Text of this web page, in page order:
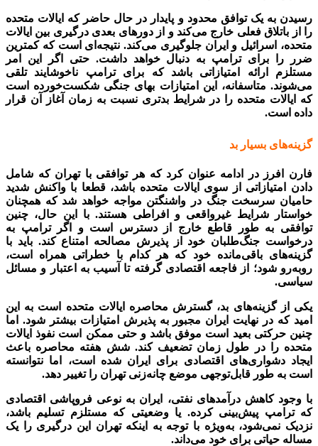
رسیدن به یک توافق محدود و پایدار در حال حاضر که ایالات متحده
را از باتلاق فعلی خارج می‌کند و از دورهای بعدی درگیری بین ایالات
متحده، اسرائیل و ایران جلوگیری می‌کند. نتیجه‌ای است که کمترین
ضرر را برای ترامپ به دنبال خواهد داشت. حتی اگر این امر
مستلزم ارائه امتیازاتی باشد که برای ترامپ ناخوشایند تلقی
می‌شوند. متاسفانه، این امتیازات بهای جنگی شکست‌خورده است
که ایالات متحده را در شرایط بدتری نسبت به زمان آغاز آن قرار
داده است.
گزینه‌های بسیار بد
فارن افرز در ادامه عنوان کرد که هر توافقی با تهران که شامل
دادن امتیازاتی از سوی ایالات متحده باشد، قطعا با واکنش شدید
حامیان سرسخت جنگ در واشنگتن مواجه خواهد شد که همچنان
خواستار شرایط غیرواقعی و افراطی هستند. با این حال، چنین
توافقی به طور قاطع خارج از دسترس است و اگر ترامپ به
درخواست جنگ‌طلبان خود از پذیرش مصالحه امتناع کند. باید با
گزینه‌های باقی‌مانده خود که هر کدام با خطراتی همراه است،
روبه‌رو شود؛ از فاجعه اقتصادی گرفته تا آسیب به اعتبار و مسائل
سیاسی.
یکی از گزینه‌های بد، گسترش محاصره ایالات متحده است به این
امید که در نهایت ایران مجبور به پذیرش امتیازات بیشتر شود. اما
چنین حرکتی بعید است موفق باشد و حتی ممکن است نفوذ ایالات
متحده را در طول زمان تضعیف کند. شش هفته محاصره باعث
ایجاد دشواری‌های اقتصادی برای ایران شده است، اما نتوانسته
است به طور قابل‌توجهی موضع چانه‌زنی تهران را تغییر دهد.
با وجود کاهش درآمدهای نفتی، ایران به نوعی فروپاشی اقتصادی
که ترامپ پیش‌بینی کرده. یا وضعیتی که مستلزم تسلیم باشد،
نزدیک نمی‌شود، به‌ویژه با توجه به اینکه تهران این درگیری را یک
مساله حیاتی برای خود می‌داند.